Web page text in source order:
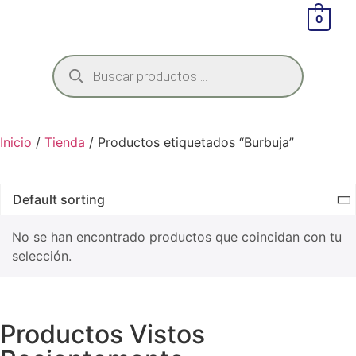
0
Inicio / Tienda / Productos etiquetados “Burbuja”
No se han encontrado productos que coincidan con tu
selección.
Productos Vistos